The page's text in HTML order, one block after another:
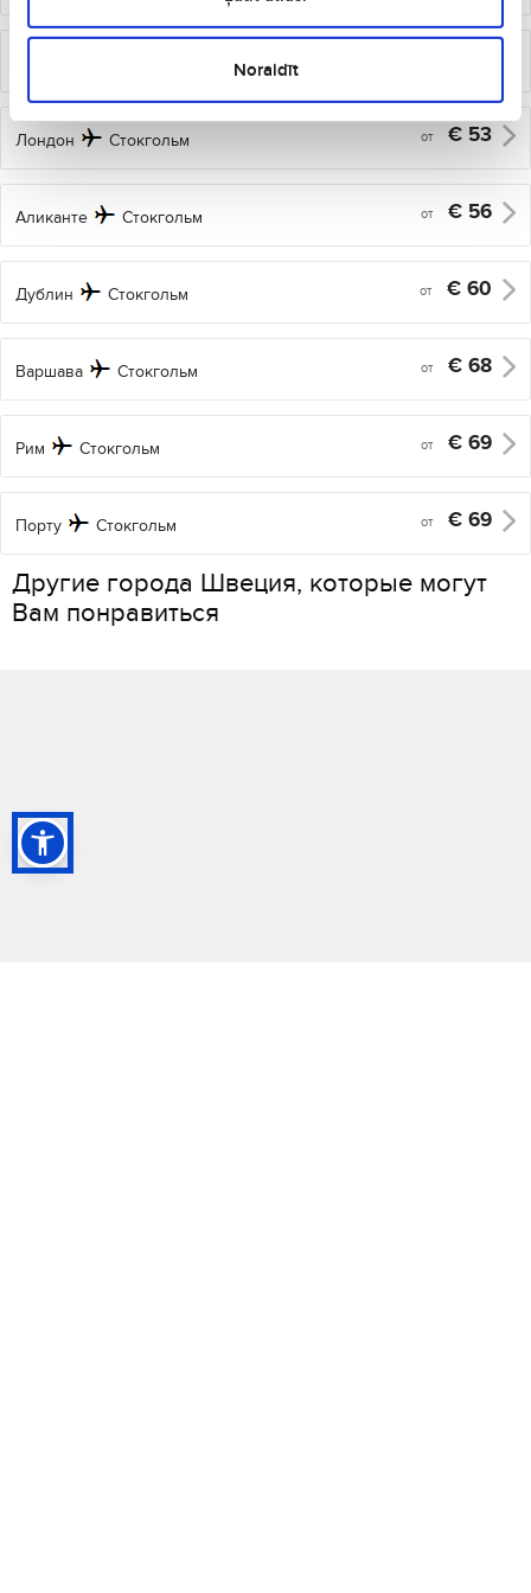
Noraidīt
Лондон Стокгольм от € 53
Аликанте Стокгольм от € 56
Дублин Стокгольм от € 60
Варшава Стокгольм от € 68
Рим Стокгольм от € 69
Порту Стокгольм от € 69
Другие города Швеция, которые могут
Вам понравиться